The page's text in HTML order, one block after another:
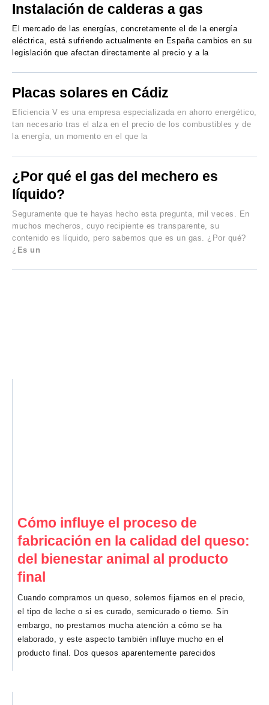
Instalación de calderas a gas
El mercado de las energías, concretamente el de la energía
eléctrica, está sufriendo actualmente en España cambios en su
legislación que afectan directamente al precio y a la
Placas solares en Cádiz
Eficiencia V es una empresa especializada en ahorro energético,
tan necesario tras el alza en el precio de los combustibles y de
la energía, un momento en el que la
¿Por qué el gas del mechero es
líquido?
Seguramente que te hayas hecho esta pregunta, mil veces. En
muchos mecheros, cuyo recipiente es transparente, su
contenido es líquido, pero sabemos que es un gas. ¿Por qué?
¿ Es un
Cómo influye el proceso de
fabricación en la calidad del queso:
del bienestar animal al producto
final
Cuando compramos un queso, solemos fijarnos en el precio,
el tipo de leche o si es curado, semicurado o tierno. Sin
embargo, no prestamos mucha atención a cómo se ha
elaborado, y este aspecto también influye mucho en el
producto final. Dos quesos aparentemente parecidos